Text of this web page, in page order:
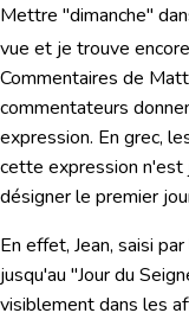
Mettre "dimanche"
vue et je trouve
Commentaires de
commentateurs
expression. En grec,
cette expression n'est
désigner le premier
En effet, Jean, saisi
jusqu'au "Jour du
visiblement dans les